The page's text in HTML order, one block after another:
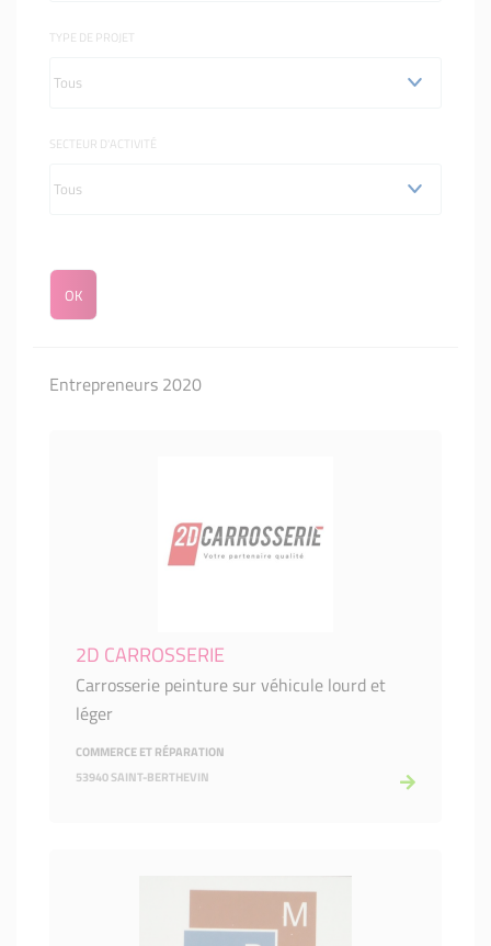
TYPE DE PROJET
SECTEUR D'ACTIVITÉ
Entrepreneurs 2020
2D CARROSSERIE
Carrosserie peinture sur véhicule lourd et
léger
COMMERCE ET RÉPARATION
53940 SAINT-BERTHEVIN